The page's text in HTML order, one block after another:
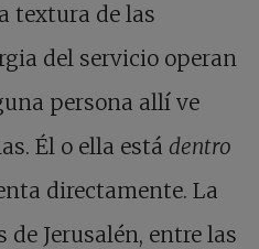
textura de las
del servicio operan
persona allí ve
Él o ella está dentro
directamente. La
de Jerusalén, entre las